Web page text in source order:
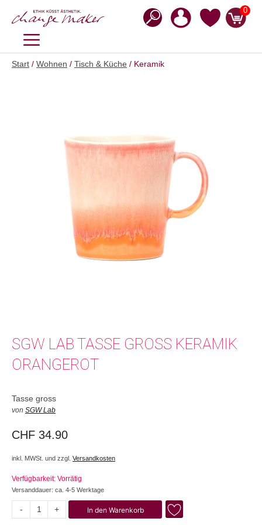
Inhalt
0
MENÜ
Start / Wohnen / Tisch & Küche / Keramik
SGW LAB TASSE GROSS KERAMIK
ORANGEROT
Tasse gross
von SGW Lab
CHF 34.90
inkl. MWSt. und zzgl. Versandkosten
Verfügbarkeit: Vorrätig
Versanddauer: ca. 4-5 Werktage
-
Keramik
+ In den Warenkorb